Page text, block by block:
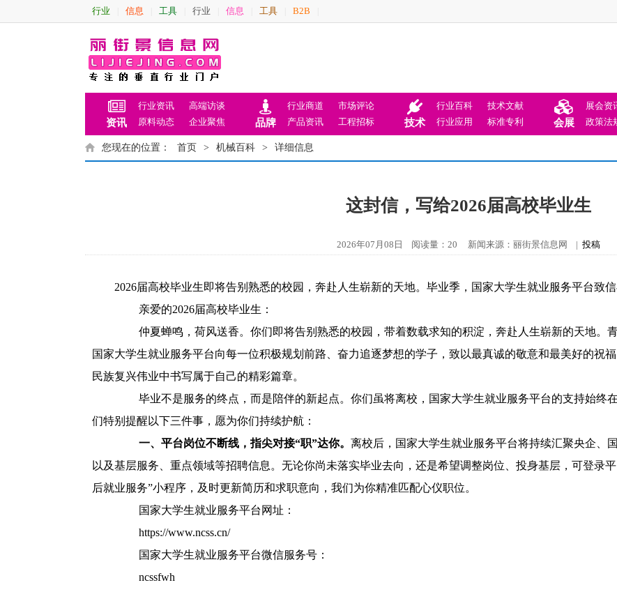
行业 信息 工具 行业 信息 工具 B2B
资讯
行业资讯
高端访谈
原料动态
企业聚焦 品牌
行业商道
市场评论
产品资讯
工程招标 技术
行业百科
技术文献
行业应用
标准专利 会展
展会资
政策法
您现在的位置： 首页 > 机械百科 > 详细信息
这封信，写给2026届高校毕业生
2026年07月08日 阅读量：20 新闻来源：丽街景信息网 | 投稿
2026届高校毕业生即将告别熟悉的校园，奔赴人生崭新的天地。毕业季，国家大学生就业服务平台
亲爱的2026届高校毕业生：
仲夏蝉鸣，荷风送香。你们即将告别熟悉的校园，带着数载求知的积淀，奔赴人生崭新的天地。
国家大学生就业服务平台向每一位积极规划前路、奋力追逐梦想的学子，致以最真诚的敬意和最美好的祝
民族复兴伟业中书写属于自己的精彩篇章。
毕业不是服务的终点，而是陪伴的新起点。你们虽将离校，国家大学生就业服务平台的支持始终
们特别提醒以下三件事，愿为你们持续护航：
一、平台岗位不断线，指尖对接“职”达你。 离校后，国家大学生就业服务平台将持续汇聚央企、
以及基层服务、重点领域等招聘信息。无论你尚未落实毕业去向，还是希望调整岗位、投身基层，可登录
后就业服务”小程序，及时更新简历和求职意向，我们为你精准匹配心仪职位。
国家大学生就业服务平台网址：
https://www.ncss.cn/
国家大学生就业服务平台微信服务号：
ncssfwh